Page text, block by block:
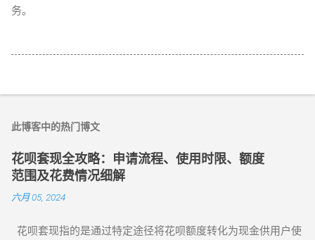
务。
此博客中的热门博文
花呗套现全攻略：申请流程、使用时限、额度
范围及花费情况细解
六月 05, 2024
花呗套现指的是通过特定途径将花呗额度转化为现金供用户使